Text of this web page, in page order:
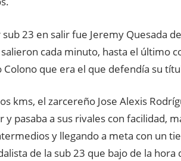
23 en salir fue Jeremy Quesada
cada minuto, hasta el último
Colono que era el que defendía su
kms, el zarcereño Jose Alexis
y pasaba a sus rivales con facilidad,
y llegando a meta con un
de la sub 23 que bajo de la